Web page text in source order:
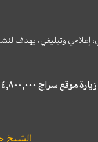
إعلامي وتبليغي، يهدف
مرة خلال الستة أشهر الماضية، كما ظهر في نتائج البحث في محركات البحث٢٢,٢٩٠,٠٠٠ مرّة.
الشيخ